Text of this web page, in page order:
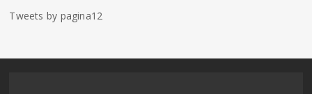
Tweets by pagina12